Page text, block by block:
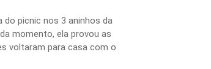
picnic nos 3 aninhos da
momento, ela provou as
voltaram para casa com o